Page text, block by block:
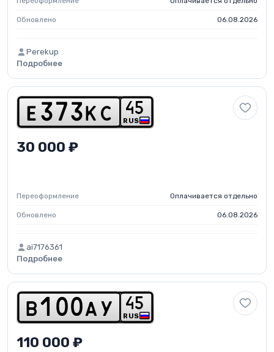
Обновлено 06.08.2026
Perekup
Подробнее
e 3 7 3 k c RUS
45
30 000 ₽
Переоформление Оплачивается отдельно
Обновлено 06.08.2026
ai7176361
Подробнее
b 1 0 0 a y RUS
45
110 000 ₽